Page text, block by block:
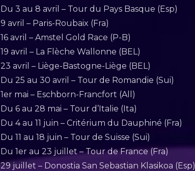
Du 3 au 8 avril – Tour du Pays Basque (Esp)
9 avril – Paris-Roubaix (Fra)
16 avril – Amstel Gold Race (P-B)
19 avril – La Flèche Wallonne (BEL)
23 avril – Liège-Bastogne-Liège (BEL)
Du 25 au 30 avril – Tour de Romandie (Sui)
1er mai – Eschborn-Francfort (All)
Du 6 au 28 mai – Tour d’Italie (Ita)
Du 4 au 11 juin – Critérium du Dauphiné (Fra)
Du 11 au 18 juin – Tour de Suisse (Sui)
Du 1er au 23 juillet – Tour de France (Fra)
29 juillet – Donostia San Sebastian Klasikoa (Esp)